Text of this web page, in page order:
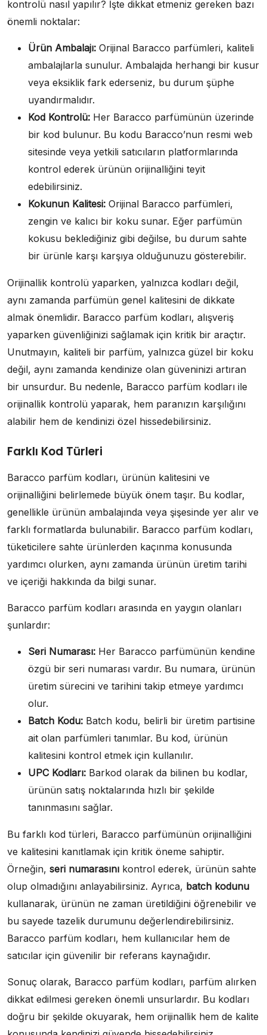
kontrolü nasıl yapılır? İşte dikkat etmeniz gereken bazı
önemli noktalar:
Ürün Ambalajı: Orijinal Baracco parfümleri, kaliteli
ambalajlarla sunulur. Ambalajda herhangi bir kusur
veya eksiklik fark ederseniz, bu durum şüphe
uyandırmalıdır.
Kod Kontrolü: Her Baracco parfümünün üzerinde
bir kod bulunur. Bu kodu Baracco’nun resmi web
sitesinde veya yetkili satıcıların platformlarında
kontrol ederek ürünün orijinalliğini teyit
edebilirsiniz.
Kokunun Kalitesi: Orijinal Baracco parfümleri,
zengin ve kalıcı bir koku sunar. Eğer parfümün
kokusu beklediğiniz gibi değilse, bu durum sahte
bir ürünle karşı karşıya olduğunuzu gösterebilir.
Orijinallik kontrolü yaparken, yalnızca kodları değil,
aynı zamanda parfümün genel kalitesini de dikkate
almak önemlidir. Baracco parfüm kodları, alışveriş
yaparken güvenliğinizi sağlamak için kritik bir araçtır.
Unutmayın, kaliteli bir parfüm, yalnızca güzel bir koku
değil, aynı zamanda kendinize olan güveninizi artıran
bir unsurdur. Bu nedenle, Baracco parfüm kodları ile
orijinallik kontrolü yaparak, hem paranızın karşılığını
alabilir hem de kendinizi özel hissedebilirsiniz.
Farklı Kod Türleri
Baracco parfüm kodları, ürünün kalitesini ve
orijinalliğini belirlemede büyük önem taşır. Bu kodlar,
genellikle ürünün ambalajında veya şişesinde yer alır ve
farklı formatlarda bulunabilir. Baracco parfüm kodları,
tüketicilere sahte ürünlerden kaçınma konusunda
yardımcı olurken, aynı zamanda ürünün üretim tarihi
ve içeriği hakkında da bilgi sunar.
Baracco parfüm kodları arasında en yaygın olanları
şunlardır:
Seri Numarası: Her Baracco parfümünün kendine
özgü bir seri numarası vardır. Bu numara, ürünün
üretim sürecini ve tarihini takip etmeye yardımcı
olur.
Batch Kodu: Batch kodu, belirli bir üretim partisine
ait olan parfümleri tanımlar. Bu kod, ürünün
kalitesini kontrol etmek için kullanılır.
UPC Kodları: Barkod olarak da bilinen bu kodlar,
ürünün satış noktalarında hızlı bir şekilde
tanınmasını sağlar.
Bu farklı kod türleri, Baracco parfümünün orijinalliğini
ve kalitesini kanıtlamak için kritik öneme sahiptir.
Örneğin, seri numarasını kontrol ederek, ürünün sahte
olup olmadığını anlayabilirsiniz. Ayrıca, batch kodunu
kullanarak, ürünün ne zaman üretildiğini öğrenebilir ve
bu sayede tazelik durumunu değerlendirebilirsiniz.
Baracco parfüm kodları, hem kullanıcılar hem de
satıcılar için güvenilir bir referans kaynağıdır.
Sonuç olarak, Baracco parfüm kodları, parfüm alırken
dikkat edilmesi gereken önemli unsurlardır. Bu kodları
doğru bir şekilde okuyarak, hem orijinallik hem de kalite